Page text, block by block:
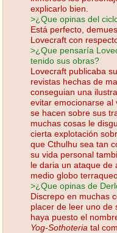
explicarlo bien.
>¿Que opinas del
Está perfecto,
Lovecraft con
>¿Que pensaría
tenido sus obras?
Lovecraft publicaba
revistas hechas de
conseguian una
evitar emocionarse al
se hacen sobre sus
muchas cosas le
cierta explotación
que Cthulhu sea tan
su vida personal
le daria un ataque de
medio globo
>¿Que opinas de
Discrepo en muchas
placer de leer uno de
haya puesto el
Yog-Sothoteria tal